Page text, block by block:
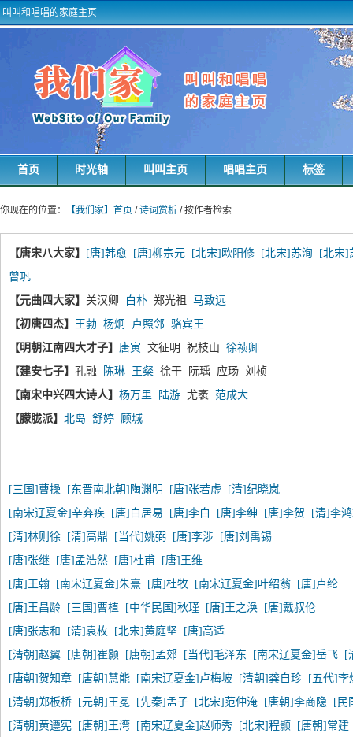
叫叫和唱唱的家庭主页
首页 时光轴 叫叫主页 唱唱主页 标签
你现在的位置： 【我们家】首页 /诗词赏析 / 按作者检索
【唐宋八大家】 [唐]韩愈 [唐]柳宗元 [北宋]欧阳修 [北宋]苏洵
[北宋]
曾巩
【元曲四大家】 关汉卿 白朴 郑光祖 马致远
【初唐四杰】
王勃 杨炯 卢照邻 骆宾王
【明朝江南四大才子】 唐寅 文征明 祝枝山 徐祯卿
【建安七子】 孔融 陈琳 王粲 徐干 阮瑀 应玚 刘桢
【南宋中兴四大诗人】 杨万里 陆游 尤袤 范成大
【朦胧派】 北岛 舒婷 顾城
[三国]曹操 [东晋南北朝]陶渊明 [唐]张若虚
[清]纪晓岚
[南宋辽夏金]辛弃疾
[唐]白居易 [唐]李白 [唐]李绅 [唐]李贺
[清]李
[清]林则徐
[清]高鼎 [当代]姚弼 [唐]李涉
[唐]刘禹锡
[唐]张继
[唐]孟浩然 [唐]杜甫
[唐]王维
[唐]王翰
[南宋辽夏金]朱熹 [唐]杜牧 [南宋辽夏金]叶绍翁
[唐]卢纶
[唐]王昌龄
[三国]曹植 [中华民国]秋瑾 [唐]王之涣
[唐]戴叔伦
[唐]张志和
[清]袁枚 [北宋]黄庭坚
[唐]高适
[清朝]赵翼
[唐朝]崔颢 [唐朝]孟郊 [当代]毛泽东 [南宋辽夏金]岳飞
[
[唐朝]贺知章
[唐朝]慧能 [南宋辽夏金]卢梅坡 [清朝]龚自珍
[五代]李
[清朝]郑板桥
[元朝]王冕 [先秦]孟子 [北宋]范仲淹 [唐朝]李商隐
[民
[清朝]黄遵宪
[唐朝]王湾 [南宋辽夏金]赵师秀 [北宋]程颢
[唐朝]常建